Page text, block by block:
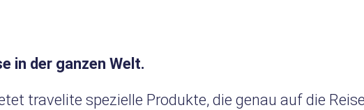
in der ganzen Welt.
travelite spezielle Produkte, die genau auf die